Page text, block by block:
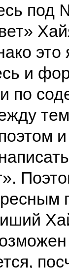
под
это
и
по